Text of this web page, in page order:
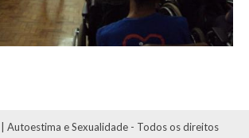
| Autoestima e Sexualidade - Todos os direitos